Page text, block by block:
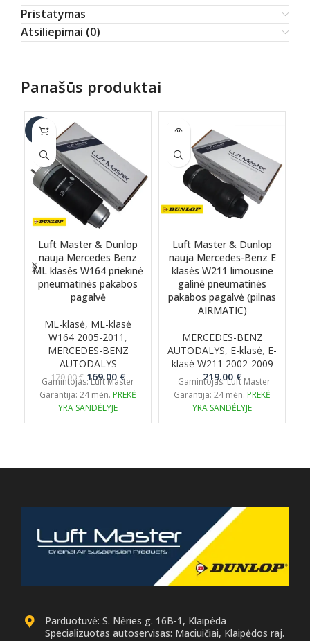
Pristatymas
Atsiliepimai (0)
Panašūs produktai
-6%
Luft Master & Dunlop
nauja Mercedes Benz
ML klasės W164 priekinė
pneumatinės pakabos
pagalvė
ML-klasė, ML-klasė
W164 2005-2011 ,
MERCEDES-BENZ
AUTODALYS
179.00€ Original
price
was:
179.00 €.
169.00€Current
price
Gamintojas: Luft Master
Garantija: 24 mėn. PREKĖ
YRA SANDĖLYJE
SOLD
OUT
Luft Master & Dunlop
nauja Mercedes-Benz E
klasės W211 limousine
galinė pneumatinės
pakabos pagalvė (pilnas
AIRMATIC)
MERCEDES-BENZ
AUTODALYS, E-klasė, E-
klasė W211 2002-2009
219.00€
Gamintojas: Luft Master
Garantija: 24 mėn. PREKĖ
YRA SANDĖLYJE
Parduotuvė: S. Nėries g. 16B-1, Klaipėda
Specializuotas autoservisas: Maciuičiai, Klaipėdos raj.